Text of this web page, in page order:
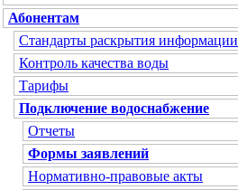
Абонентам
Стандарты раскрытия информации
Контроль качества воды
Тарифы
Подключение водоснабжение
Отчеты
Формы заявлений
Нормативно-правовые акты